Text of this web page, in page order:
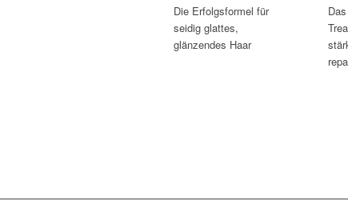
Die Erfolgsformel für
seidig glattes,
glänzendes Haar